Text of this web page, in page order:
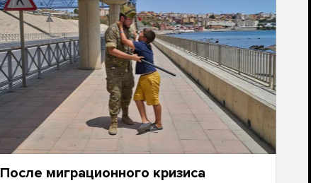
После миграционного кризиса